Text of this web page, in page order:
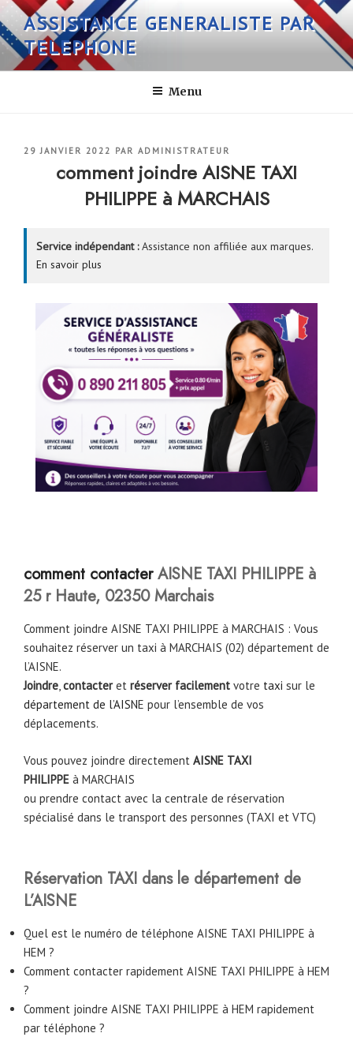
Aller
au
contenu
principal
ASSISTANCE GENERALISTE PAR
TELEPHONE
Menu
PUBLIÉ
29 JANVIER 2022 PAR ADMINISTRATEUR
comment joindre AISNE TAXI
PHILIPPE à MARCHAIS
Service indépendant :Assistance non affiliée aux marques.
En savoir plus
comment contacterAISNE TAXI PHILIPPE à
25 r Haute, 02350 Marchais
Comment joindre AISNE TAXI PHILIPPE à MARCHAIS : Vous
souhaitez réserver un taxi à MARCHAIS (02) département de
l’AISNE.
Joindre,contacteret réserver facilement votre taxi sur le
département de l’AISNE pour l’ensemble de vos
déplacements.
Vous pouvez joindre directement AISNE TAXI
PHILIPPE à MARCHAIS
ou prendre contact avec la centrale de réservation
spécialisé dans le transport des personnes (TAXI et VTC)
Réservation TAXI dans le département de
L’AISNE
Quel est le numéro de téléphone AISNE TAXI PHILIPPE à
HEM ?
Comment contacter rapidement AISNE TAXI PHILIPPE à HEM
?
Comment joindre AISNE TAXI PHILIPPE à HEM rapidement
par téléphone ?